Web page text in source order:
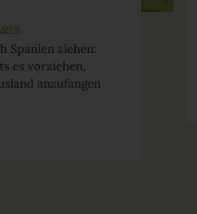
Spanien ziehen:
es vorziehen,
anzufangen